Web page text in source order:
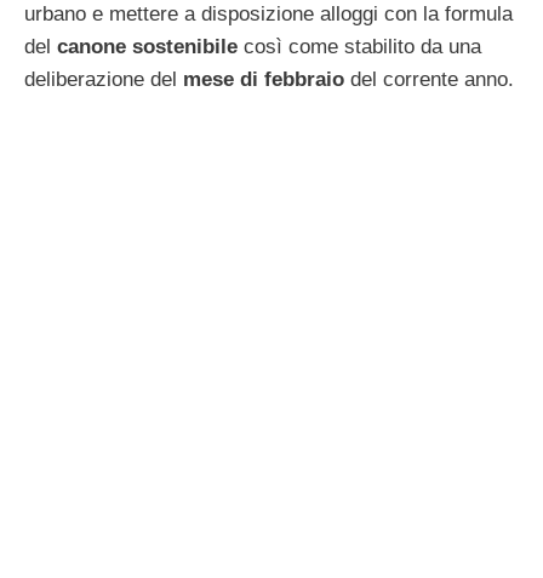
urbano e mettere a disposizione alloggi con la formula
del canone sostenibile così come stabilito da una
deliberazione del mese di febbraio del corrente anno.